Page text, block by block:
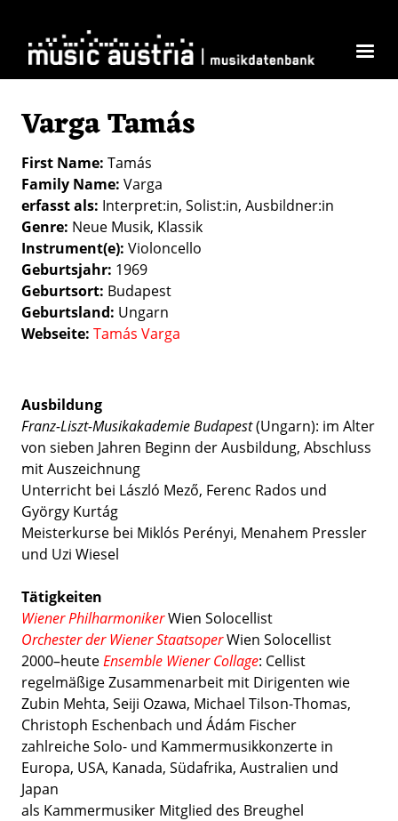
Varga Tamás
First Name Tamás
Family Name Varga
erfasst als Interpret:in Solist:in Ausbildner:in
Genre Neue Musik Klassik
Instrument(e) Violoncello
Geburtsjahr 1969
Geburtsort Budapest
Geburtsland Ungarn
Webseite Tamás Varga
Ausbildung
Franz-Liszt-Musikakademie Budapest(Ungarn): im Alter
von sieben Jahren Beginn der Ausbildung, Abschluss
mit Auszeichnung
Unterricht bei László Mező, Ferenc Rados und
György Kurtág
Meisterkurse bei Miklós Perényi, Menahem Pressler
und Uzi Wiesel
Tätigkeiten
Wiener PhilharmonikerWien Solocellist
Orchester der Wiener StaatsoperWien Solocellist
2000–heuteEnsemble Wiener Collage: Cellist
regelmäßige Zusammenarbeit mit Dirigenten wie
Zubin Mehta, Seiji Ozawa, Michael Tilson-Thomas,
Christoph Eschenbach und Ádám Fischer
zahlreiche Solo- und Kammermusikkonzerte in
Europa, USA, Kanada, Südafrika, Australien und
Japan
als Kammermusiker Mitglied des Breughel